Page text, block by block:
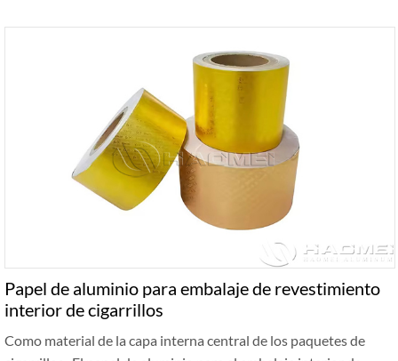
Papel de aluminio para embalaje de revestimiento
interior de cigarrillos
Como material de la capa interna central de los paquetes de